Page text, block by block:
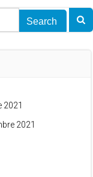
2021
2021